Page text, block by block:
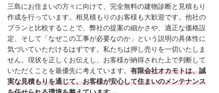
三島にお住まいの方々に向けて、完全無料の建物診断と見積もり
作成を行っています。相見積もりのお客様も大歓迎です。他社の
プランと比較することで、弊社の提案の細かさや、適正な価格設
定、そして「なぜこの工事が必要なのか」という説明の具体性に
気づいていただけるはずです。私たちは押し売りを一切いたしま
せん。現状を正しくお伝えし、お客様が納得された上で判断して
いただくことを最優先に考えています。 有限会社オカモトは、誠
実な見積もりを通じて、お客様が安心して住まいのメンテナンス